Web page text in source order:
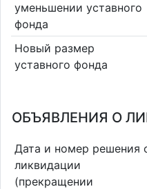
уменьшении уставного
фонда
Новый размер
уставного фонда
ОБЪЯВЛЕНИЯ О
Дата и номер решения
ликвидации
(прекращении